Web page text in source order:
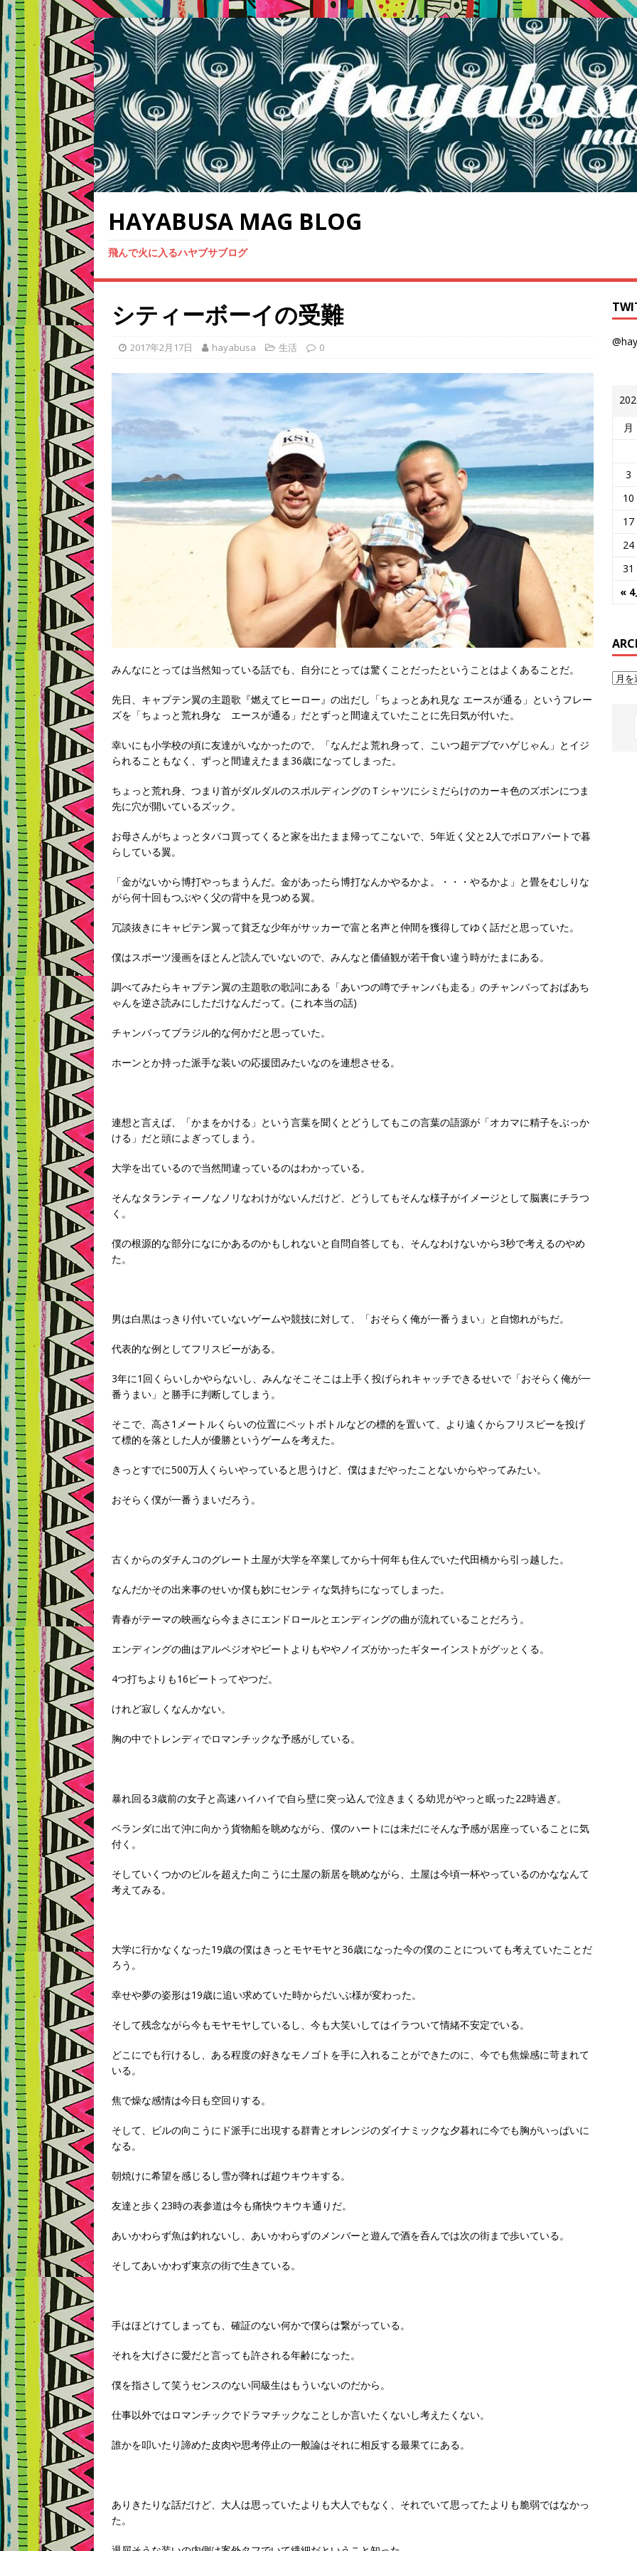
HAYABUSA MAG BLOG
飛んで火に入るハヤブサブログ
シティーボーイの受難
2017年2月17日 hayabusa 生活 0
みんなにとっては当然知っている話でも、自分にとっては驚くことだったということはよくあることだ。
先日、キャプテン翼の主題歌『燃えてヒーロー』の出だし「ちょっとあれ見な エースが通る」というフレー
ズを「ちょっと荒れ身な エースが通る」だとずっと間違えていたことに先日気が付いた。
幸いにも小学校の頃に友達がいなかったので、「なんだよ荒れ身って、こいつ超デブでハゲじゃん」とイジ
られることもなく、ずっと間違えたまま36歳になってしまった。
ちょっと荒れ身、つまり首がダルダルのスポルディングのＴシャツにシミだらけのカーキ色のズボンにつま
先に穴が開いているズック。
お母さんがちょっとタバコ買ってくると家を出たまま帰ってこないで、5年近く父と2人でボロアパートで暮
らしている翼。
「金がないから博打やっちまうんだ。金があったら博打なんかやるかよ。・・・やるかよ」と畳をむしりな
がら何十回もつぶやく父の背中を見つめる翼。
冗談抜きにキャピテン翼って貧乏な少年がサッカーで富と名声と仲間を獲得してゆく話だと思っていた。
僕はスポーツ漫画をほとんど読んでいないので、みんなと価値観が若干食い違う時がたまにある。
調べてみたらキャプテン翼の主題歌の歌詞にある「あいつの噂でチャンバも走る」のチャンバっておばあち
ゃんを逆さ読みにしただけなんだって。(これ本当の話)
チャンバってブラジル的な何かだと思っていた。
ホーンとか持った派手な装いの応援団みたいなのを連想させる。
連想と言えば、「かまをかける」という言葉を聞くとどうしてもこの言葉の語源が「オカマに精子をぶっか
ける」だと頭によぎってしまう。
大学を出ているので当然間違っているのはわかっている。
そんなタランティーノなノリなわけがないんだけど、どうしてもそんな様子がイメージとして脳裏にチラつ
く。
僕の根源的な部分になにかあるのかもしれないと自問自答しても、そんなわけないから3秒で考えるのやめ
た。
男は白黒はっきり付いていないゲームや競技に対して、「おそらく俺が一番うまい」と自惚れがちだ。
代表的な例としてフリスビーがある。
3年に1回くらいしかやらないし、みんなそこそこは上手く投げられキャッチできるせいで「おそらく俺が一
番うまい」と勝手に判断してしまう。
そこで、高さ1メートルくらいの位置にペットボトルなどの標的を置いて、より遠くからフリスビーを投げ
て標的を落とした人が優勝というゲームを考えた。
きっとすでに500万人くらいやっていると思うけど、僕はまだやったことないからやってみたい。
おそらく僕が一番うまいだろう。
古くからのダチんコのグレート土屋が大学を卒業してから十何年も住んでいた代田橋から引っ越した。
なんだかその出来事のせいか僕も妙にセンティな気持ちになってしまった。
青春がテーマの映画なら今まさにエンドロールとエンディングの曲が流れていることだろう。
エンディングの曲はアルペジオやビートよりもややノイズがかったギターインストがグッとくる。
4つ打ちよりも16ビートってやつだ。
けれど寂しくなんかない。
胸の中でトレンディでロマンチックな予感がしている。
暴れ回る3歳前の女子と高速ハイハイで自ら壁に突っ込んで泣きまくる幼児がやっと眠った22時過ぎ。
ベランダに出て沖に向かう貨物船を眺めながら、僕のハートには未だにそんな予感が居座っていることに気
付く。
そしていくつかのビルを超えた向こうに土屋の新居を眺めながら、土屋は今頃一杯やっているのかななんて
考えてみる。
大学に行かなくなった19歳の僕はきっとモヤモヤと36歳になった今の僕のことについても考えていたことだ
ろう。
幸せや夢の姿形は19歳に追い求めていた時からだいぶ様が変わった。
そして残念ながら今もモヤモヤしているし、今も大笑いしてはイラついて情緒不安定でいる。
どこにでも行けるし、ある程度の好きなモノゴトを手に入れることができたのに、今でも焦燥感に苛まれて
いる。
焦で燥な感情は今日も空回りする。
そして、ビルの向こうにド派手に出現する群青とオレンジのダイナミックな夕暮れに今でも胸がいっぱいに
なる。
朝焼けに希望を感じるし雪が降れば超ウキウキする。
友達と歩く23時の表参道は今も痛快ウキウキ通りだ。
あいかわらず魚は釣れないし、あいかわらずのメンバーと遊んで酒を呑んでは次の街まで歩いている。
そしてあいかわず東京の街で生きている。
手はほどけてしまっても、確証のない何かで僕らは繋がっている。
それを大げさに愛だと言っても許される年齢になった。
僕を指さして笑うセンスのない同級生はもういないのだから。
仕事以外ではロマンチックでドラマチックなことしか言いたくないし考えたくない。
誰かを叩いたり諦めた皮肉や思考停止の一般論はそれに相反する最果てにある。
ありきたりな話だけど、大人は思っていたよりも大人でもなく、それでいて思ってたよりも脆弱ではなかっ
た。
月
« 4
3
10
17
24
31